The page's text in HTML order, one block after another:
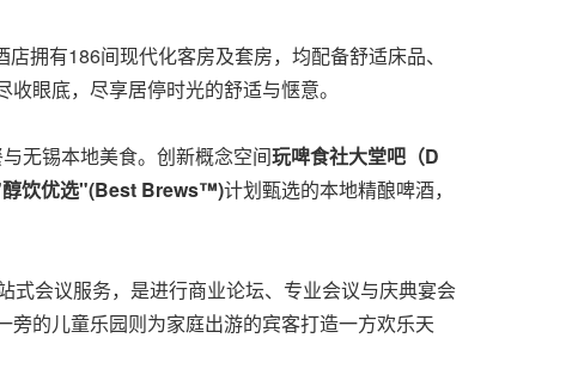
拥有186间现代化客房及套房，均配备舒适床品、
眼底，尽享居停时光的舒适与惬意。
无锡本地美食。创新概念空间玩啤食社大堂吧（D
饮优选"(Best Brews™)计划甄选的本地精酿啤酒，
式会议服务，是进行商业论坛、专业会议与庆典宴会
的儿童乐园则为家庭出游的宾客打造一方欢乐天